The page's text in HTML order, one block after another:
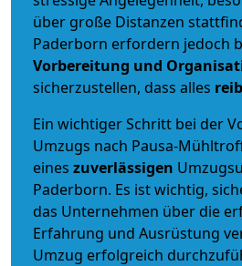
über große Distanzen
Paderborn erfordern jedoch
Vorbereitung und
sicherzustellen, dass alles
Ein wichtiger Schritt bei der
Umzugs nach Pausa-
eines zuverlässigen
Paderborn. Es ist wichtig,
das Unternehmen über die
Erfahrung und Ausrüstung
Umzug erfolgreich